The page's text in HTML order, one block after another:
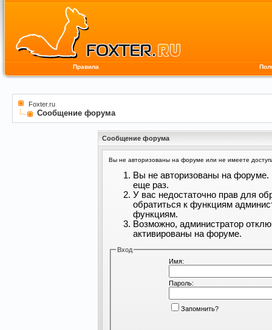
Правила
Foxter.ru
Сообщение форума
Сообщение форума
Вы не авторизованы на форуме или не имеете
Вы не авторизованы на форуме.
еще раз.
У вас недостаточно прав для
обратиться к функциям
функциям.
Возможно, администратор
активированы на форуме.
Вход
Имя:
Пароль:
Запомнить?